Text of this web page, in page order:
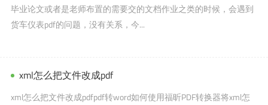
毕业论文或者是老师布置的需要交的文档作业之类的时候，会遇到
货车仪表pdf的问题，没有关系，今...
xml怎么把文件改成pdf
xml怎么把文件改成pdfpdf转word如何使用福昕PDF转换器将xml怎